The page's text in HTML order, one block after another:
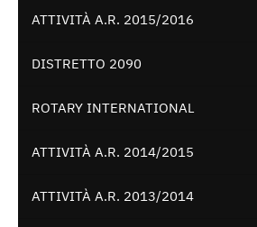
ATTIVITÀ A.R. 2015/2016
DISTRETTO 2090
ROTARY INTERNATIONAL
ATTIVITÀ A.R. 2014/2015
ATTIVITÀ A.R. 2013/2014